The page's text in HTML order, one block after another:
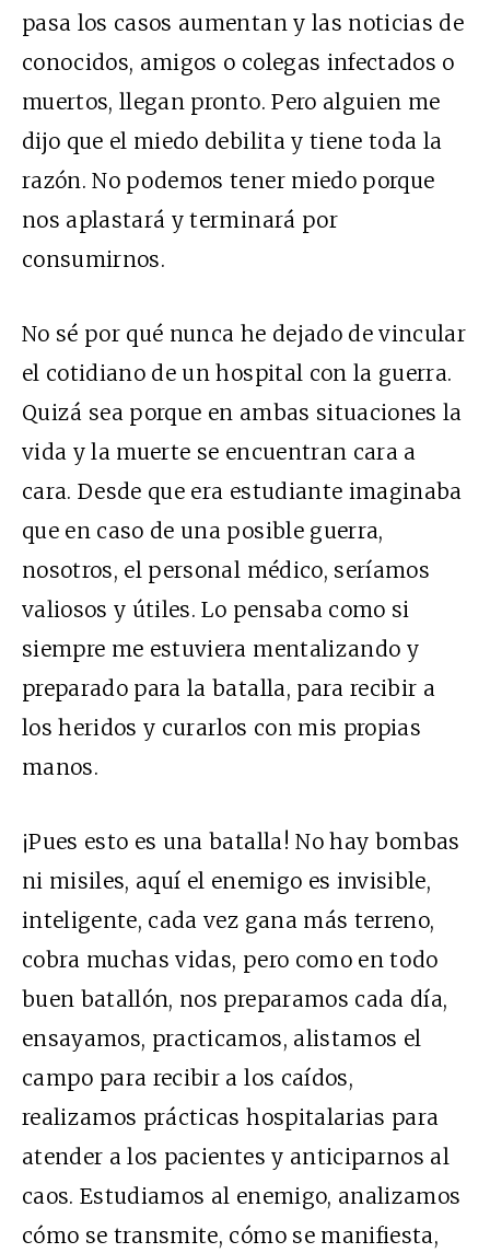
pasa los casos aumentan y las noticias de
conocidos, amigos o colegas infectados o
muertos, llegan pronto. Pero alguien me
dijo que el miedo debilita y tiene toda la
razón. No podemos tener miedo porque
nos aplastará y terminará por
consumirnos.
No sé por qué nunca he dejado de vincular
el cotidiano de un hospital con la guerra.
Quizá sea porque en ambas situaciones la
vida y la muerte se encuentran cara a
cara. Desde que era estudiante imaginaba
que en caso de una posible guerra,
nosotros, el personal médico, seríamos
valiosos y útiles. Lo pensaba como si
siempre me estuviera mentalizando y
preparado para la batalla, para recibir a
los heridos y curarlos con mis propias
manos.
¡Pues esto es una batalla! No hay bombas
ni misiles, aquí el enemigo es invisible,
inteligente, cada vez gana más terreno,
cobra muchas vidas, pero como en todo
buen batallón, nos preparamos cada día,
ensayamos, practicamos, alistamos el
campo para recibir a los caídos,
realizamos prácticas hospitalarias para
atender a los pacientes y anticiparnos al
caos. Estudiamos al enemigo, analizamos
cómo se transmite, cómo se manifiesta,